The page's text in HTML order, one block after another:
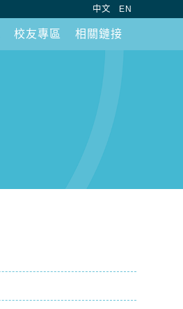
中文 EN
校友專區 相關鏈接